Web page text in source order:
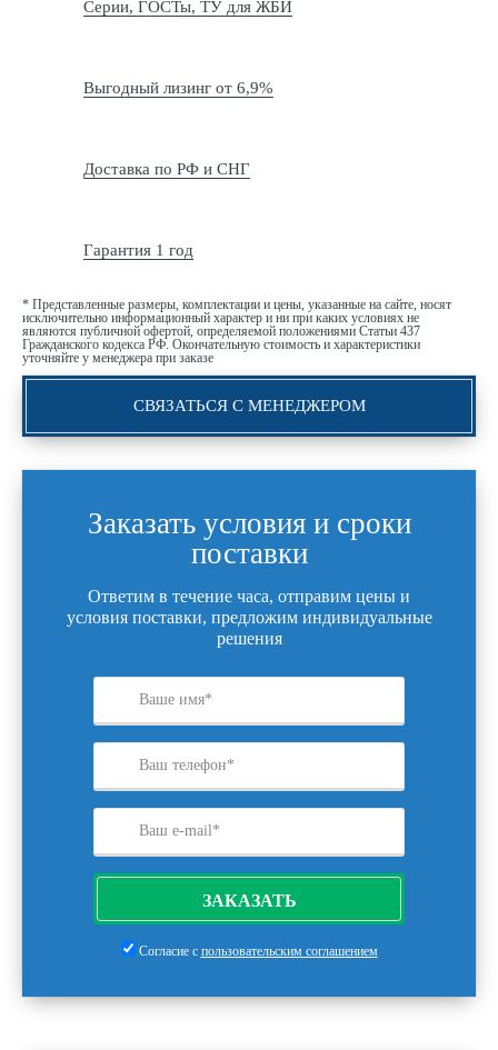
Серии, ГОСТы, ТУ для ЖБИ
Выгодный лизинг от 6,9%
Доставка по РФ и СНГ
Гарантия 1 год
* Представленные размеры, комплектации и цены, указанные на сайте, носят
исключительно информационный характер и ни при каких условиях не
являются публичной офертой, определяемой положениями Статьи 437
Гражданского кодекса РФ. Окончательную стоимость и характеристики
уточняйте у менеджера при заказе
СВЯЗАТЬСЯ С МЕНЕДЖЕРОМ
Заказать условия и сроки
поставки
Ответим в течение часа, отправим цены и
условия поставки, предложим индивидуальные
решения
ЗАКАЗАТЬ
Согласие с пользовательским соглашением